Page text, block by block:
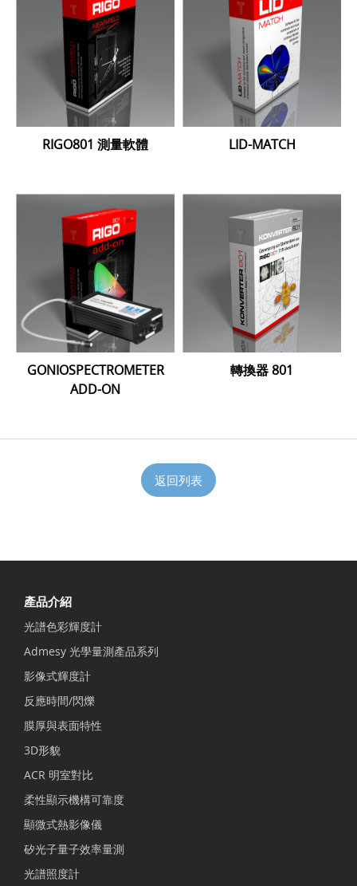
RIGO801 測量軟體 LID-MATCH
GONIOSPECTROMETER
ADD-ON
轉換器 801
返回列表
產品介紹
光譜色彩輝度計
Admesy 光學量測產品系列
影像式輝度計
反應時間/閃爍
膜厚與表面特性
3D形貌
ACR 明室對比
柔性顯示機構可靠度
顯微式熱影像儀
矽光子量子效率量測
光譜照度計